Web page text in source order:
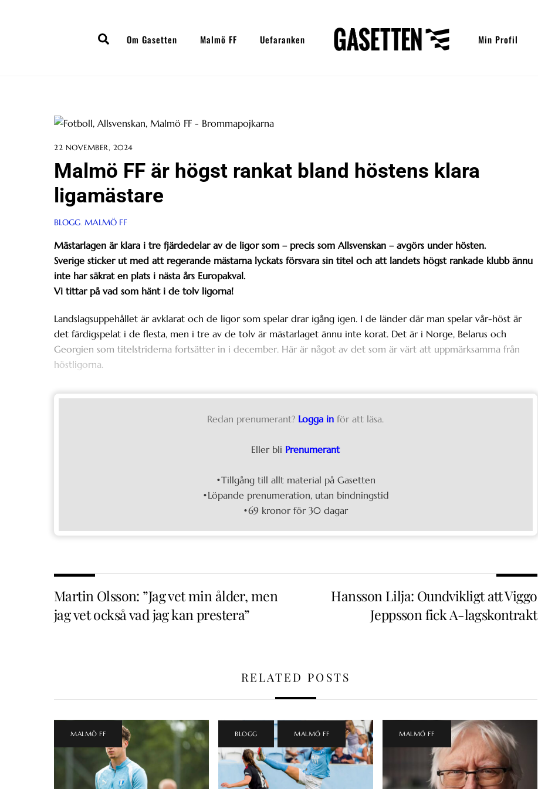
SearchOm Gasetten Malmö FF Uefaranken Min Profil
22 NOVEMBER, 2024
Malmö FF är högst rankat bland höstens klara
ligamästare
BLOGG, MALMÖ FF
Mästarlagen är klara i tre fjärdedelar av de ligor som – precis som Allsvenskan – avgörs under hösten.
Sverige sticker ut med att regerande mästarna lyckats försvara sin titel och att landets högst rankade klubb ännu
inte har säkrat en plats i nästa års Europakval.
Vi tittar på vad som hänt i de tolv ligorna!
Landslagsuppehållet är avklarat och de ligor som spelar drar igång igen. I de länder där man spelar vår-höst är
det färdigspelat i de flesta, men i tre av de tolv är mästarlaget ännu inte korat. Det är i Norge, Belarus och
Georgien som titelstriderna fortsätter in i december. Här är något av det som är värt att uppmärksamma från
höstligorna.
Redan prenumerant? Logga in för att läsa.
Eller bli Prenumerant
•Tillgång till allt material på Gasetten
•Löpande prenumeration, utan bindningstid
•69 kronor för 30 dagar
Martin Olsson: ”Jag vet min ålder, men
jag vet också vad jag kan prestera”
Hansson Lilja: Oundvikligt att Viggo
Jeppsson fick A-lagskontrakt
RELATED POSTS
MALMÖ FF BLOGG MALMÖ FF MALMÖ FF